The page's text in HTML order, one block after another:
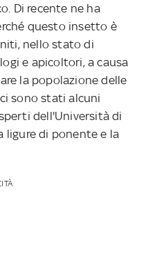
Di recente ne ha
questo insetto è
nello stato di
e apicoltori, a causa
la popolazione delle
ci sono stati alcuni
dell'Università di
ligure di ponente e la